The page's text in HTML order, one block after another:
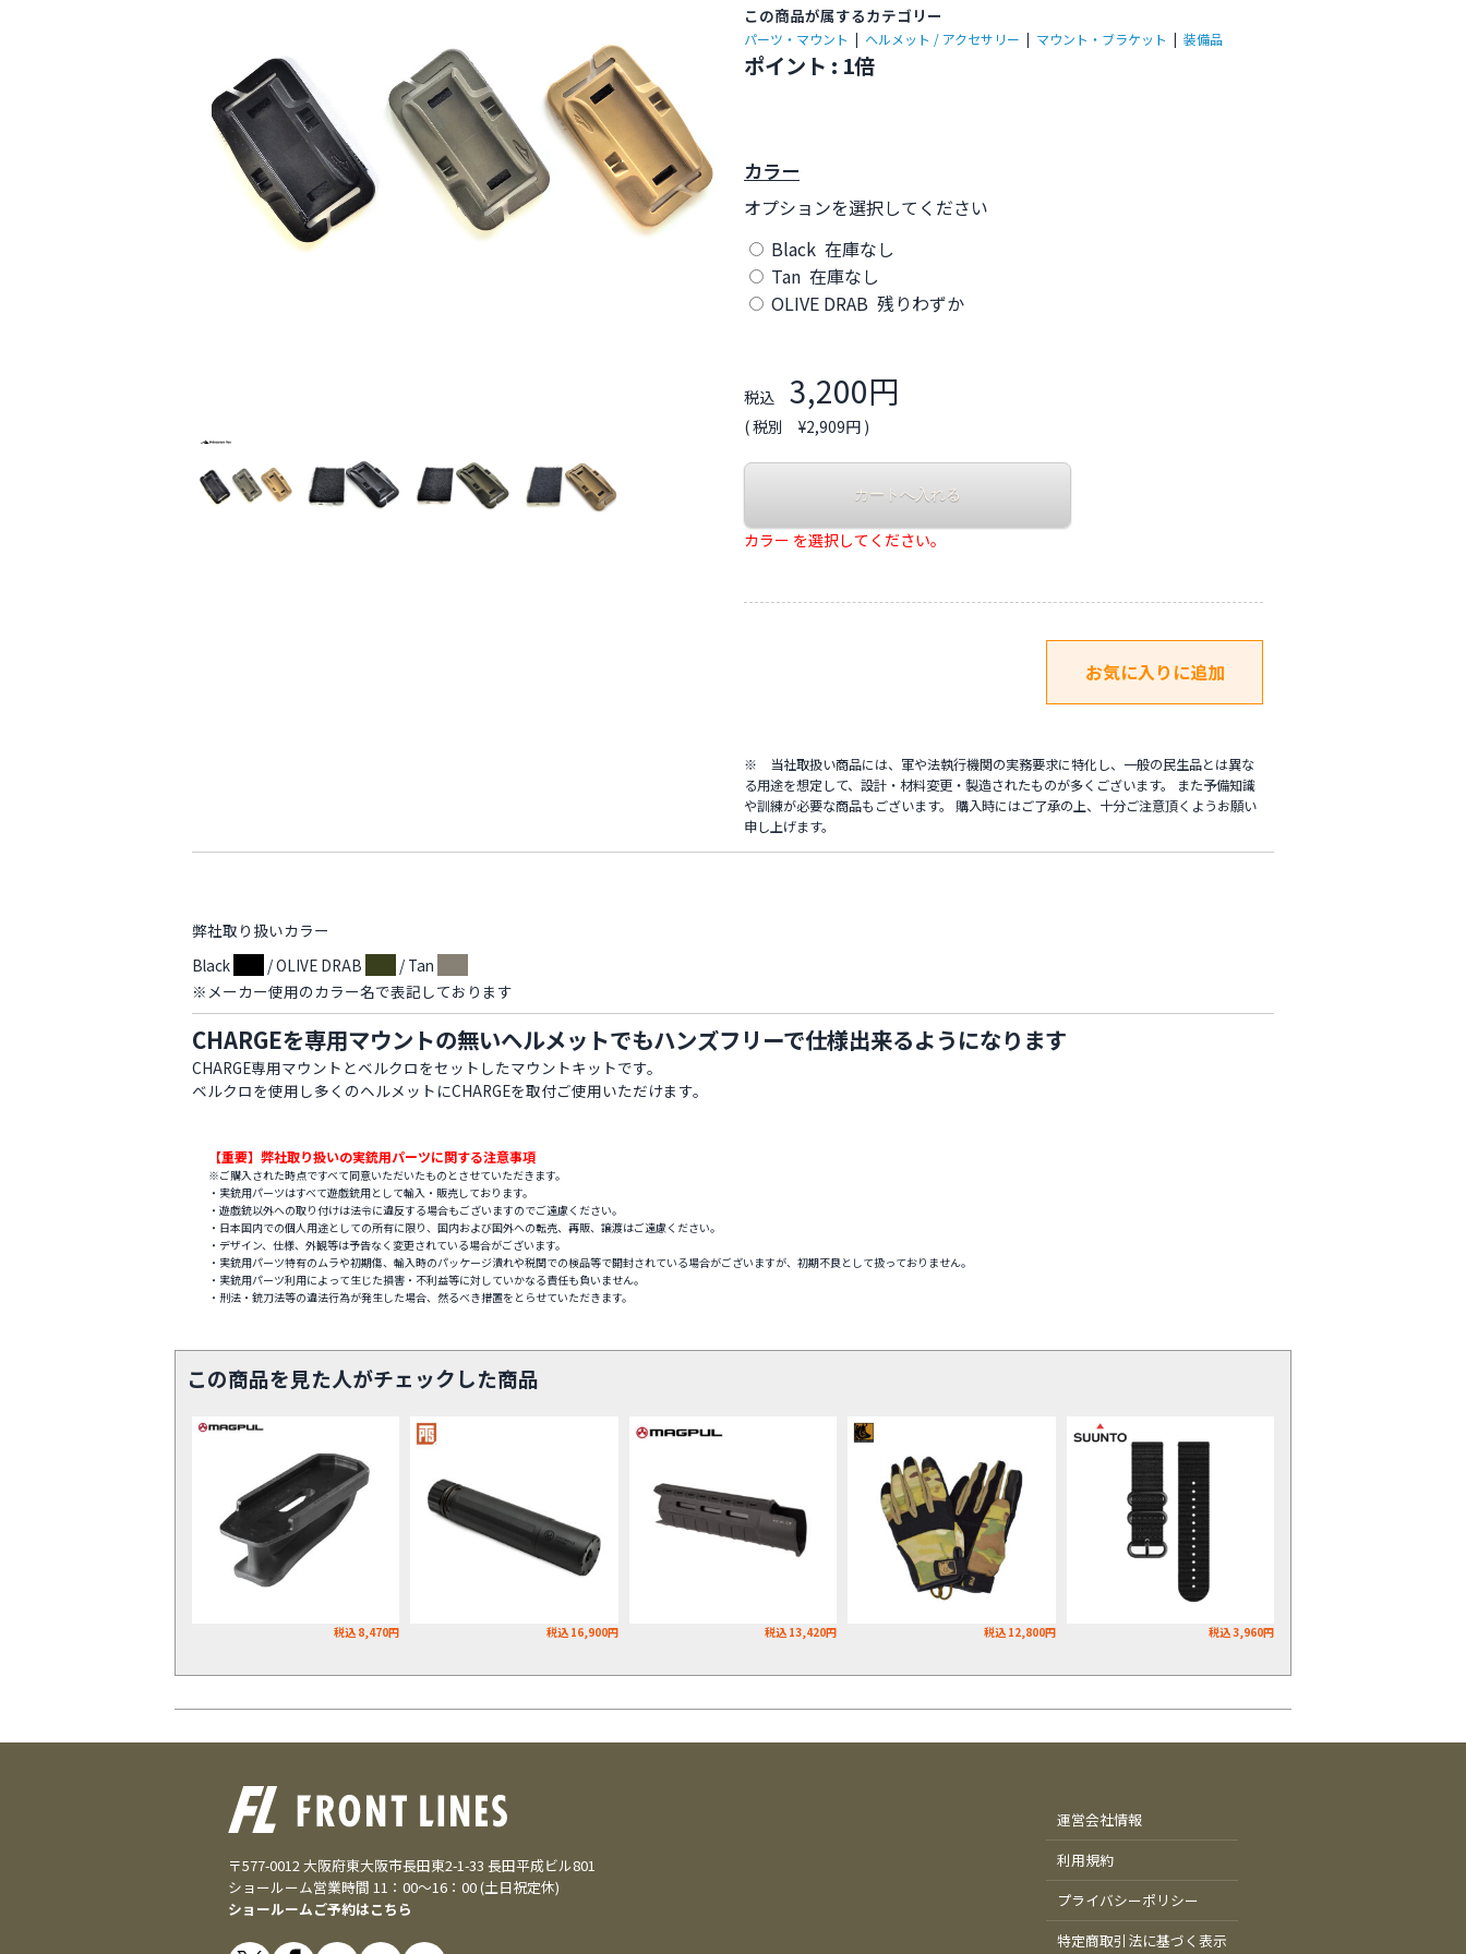
この商品が属するカテゴリー
パーツ・マウント ヘルメット / アクセサリー マウント・ブラケット 装備品
ポイント : 1倍
カラー
オプションを選択してください
Black 在庫なし
Tan 在庫なし
OLIVE DRAB 残りわずか
税込 3,200円
( 税別 ¥2,909円 )
カラー を選択してください。
※ 当社取扱い商品には、軍や法執行機関の実務要求に特化し、一般の民生品とは異な
る用途を想定して、設計・材料変更・製造されたものが多くございます。 また予備知識
や訓練が必要な商品もございます。 購入時にはご了承の上、十分ご注意頂くようお願い
申し上げます。
弊社取り扱いカラー
Black
/ OLIVE DRAB
/ Tan
※メーカー使用のカラー名で表記しております
CHARGEを専用マウントの無いヘルメットでもハンズフリーで仕様出来るようになります
CHARGE専用マウントとベルクロをセットしたマウントキットです。
ベルクロを使用し多くのヘルメットにCHARGEを取付ご使用いただけます。
【重要】弊社取り扱いの実銃用パーツに関する注意事項
※ご購入された時点ですべて同意いただいたものとさせていただきます。
・実銃用パーツはすべて遊戯銃用として輸入・販売しております。
・遊戯銃以外への取り付けは法令に違反する場合もございますのでご遠慮ください。
・日本国内での個人用途としての所有に限り、国内および国外への転売、再販、譲渡はご遠慮ください。
・デザイン、仕様、外観等は予告なく変更されている場合がございます。
・実銃用パーツ特有のムラや初期傷、輸入時のパッケージ潰れや税関での検品等で開封されている場合がございますが、初期不良として扱っておりません。
・実銃用パーツ利用によって生じた損害・不利益等に対していかなる責任も負いません。
・刑法・銃刀法等の違法行為が発生した場合、然るべき措置をとらせていただきます。
この商品を見た人がチェックした商品
税込 8,470円 税込 16,900円 税込 13,420円 税込 12,800円 税込 3,960円
〒577-0012 大阪府東大阪市長田東2-1-33 長田平成ビル801
ショールーム営業時間 11：00～16：00 (土日祝定休)
ショールームご予約はこちら
運営会社情報
利用規約
プライバシーポリシー
特定商取引法に基づく表示